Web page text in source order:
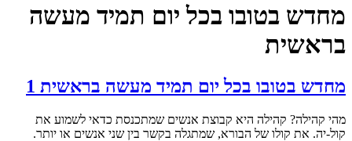
מחדש בטובו בכל יום תמיד מעשה
בראשית
מחדש בטובו בכל יום תמיד מעשה בראשית 1
מהי קהילה? קהילה היא קבוצת אנשים שמתכנסת כדאי לשמוע את
קול-יה. את קולו של הבורא, שמתגלה בקשר בין שני אנשים או יותר.